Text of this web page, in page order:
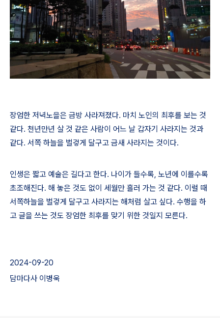
장엄한 저녁노을은 금방 사라져졌다. 마치 노인의 최후를 보는 것
같다. 천년만년 살 것 같은 사람이 어느 날 갑자기 사라지는 것과
같다. 서쪽 하늘을 벌겋게 달구고 금새 사라지는 것이다.
인생은 짧고 예술은 길다고 한다. 나이가 들수록, 노년에 이를수록
초조해진다. 해 놓은 것도 없이 세월만 흘러 가는 것 같다. 이럴 때
서쪽하늘을 벌겋게 달구고 사라지는 해처럼 살고 싶다. 수행을 하
고 글을 쓰는 것도 장엄한 최후를 맞기 위한 것일지 모른다.
2024-09-20
담마다사 이병욱